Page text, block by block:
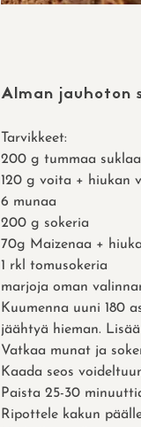
Alman jauhoton
Tarvikkeet:
200 g tummaa
120 g voita + hiukan
6 munaa
200 g sokeria
70g Maizenaa +
1 rkl tomusokeria
marjoja oman
Kuumenna uuni 180
jäähtyä hieman.
Vatkaa munat ja
Kaada seos
Paista 25-30
Ripottele kakun